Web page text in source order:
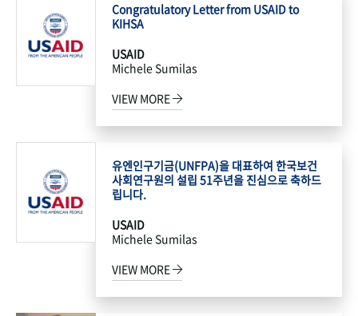
Congratulatory Letter from USAID to
KIHSA
USAID
Michele Sumilas
VIEW MORE
유엔인구기금(UNFPA)을 대표하여 한국보건
사회연구원의 설립 51주년을 진심으로 축하드
립니다.
USAID
Michele Sumilas
VIEW MORE